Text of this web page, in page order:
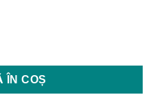
THAR-ONE-TOY16
ÎN COȘ